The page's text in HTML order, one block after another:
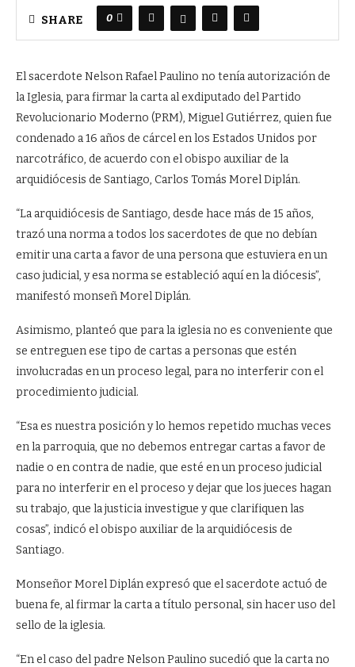
SHARE 0
El sacerdote Nelson Rafael Paulino no tenía autorización de
la Iglesia, para firmar la carta al exdiputado del Partido
Revolucionario Moderno (PRM), Miguel Gutiérrez, quien fue
condenado a 16 años de cárcel en los Estados Unidos por
narcotráfico, de acuerdo con el obispo auxiliar de la
arquidiócesis de Santiago, Carlos Tomás Morel Diplán.
“La arquidiócesis de Santiago, desde hace más de 15 años,
trazó una norma a todos los sacerdotes de que no debían
emitir una carta a favor de una persona que estuviera en un
caso judicial, y esa norma se estableció aquí en la diócesis”,
manifestó monseñ Morel Diplán.
Asimismo, planteó que para la iglesia no es conveniente que
se entreguen ese tipo de cartas a personas que estén
involucradas en un proceso legal, para no interferir con el
procedimiento judicial.
“Esa es nuestra posición y lo hemos repetido muchas veces
en la parroquia, que no debemos entregar cartas a favor de
nadie o en contra de nadie, que esté en un proceso judicial
para no interferir en el proceso y dejar que los jueces hagan
su trabajo, que la justicia investigue y que clarifiquen las
cosas”, indicó el obispo auxiliar de la arquidiócesis de
Santiago.
Monseñor Morel Diplán expresó que el sacerdote actuó de
buena fe, al firmar la carta a título personal, sin hacer uso del
sello de la iglesia.
“En el caso del padre Nelson Paulino sucedió que la carta no